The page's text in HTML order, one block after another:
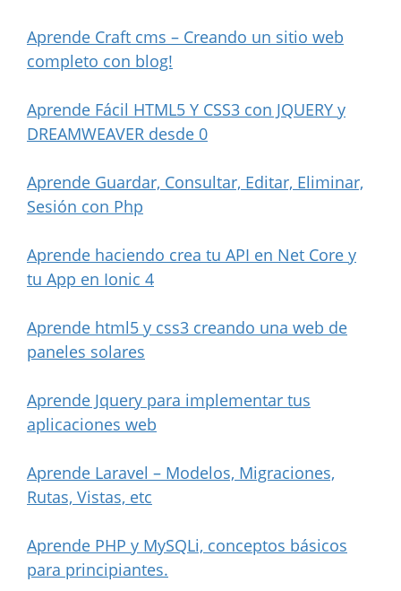
Aprende Craft cms – Creando un sitio web
completo con blog!
Aprende Fácil HTML5 Y CSS3 con JQUERY y
DREAMWEAVER desde 0
Aprende Guardar, Consultar, Editar, Eliminar,
Sesión con Php
Aprende haciendo crea tu API en Net Core y
tu App en Ionic 4
Aprende html5 y css3 creando una web de
paneles solares
Aprende Jquery para implementar tus
aplicaciones web
Aprende Laravel – Modelos, Migraciones,
Rutas, Vistas, etc
Aprende PHP y MySQLi, conceptos básicos
para principiantes.